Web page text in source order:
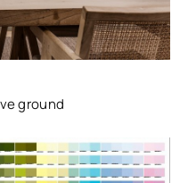
ground